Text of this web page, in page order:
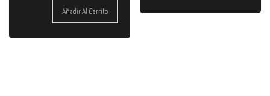
Añadir Al Carrito